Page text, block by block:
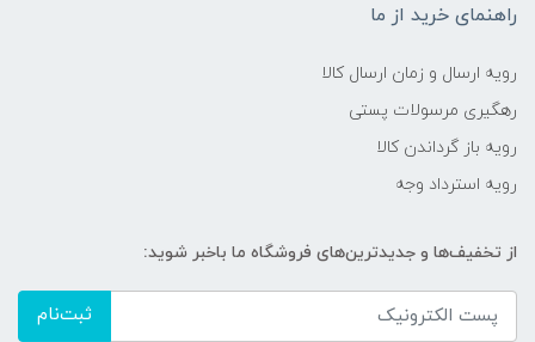
راهنمای خرید از ما
رویه ارسال و زمان ارسال کالا
رهگیری مرسولات پستی
رویه باز گرداندن کالا
رویه استرداد وجه
از تخفیف‌ها و جدیدترین‌های فروشگاه ما باخبر شوید:
ثبت‌نام